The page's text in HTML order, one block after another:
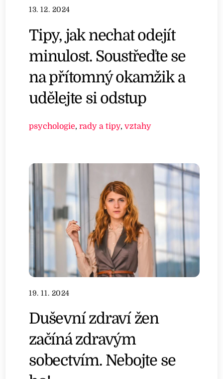
13. 12. 2024
Tipy, jak nechat odejít
minulost. Soustřeďte se
na přítomný okamžik a
udělejte si odstup
psychologie,rady a tipy,vztahy
19. 11. 2024
Duševní zdraví žen
začíná zdravým
sobectvím. Nebojte se